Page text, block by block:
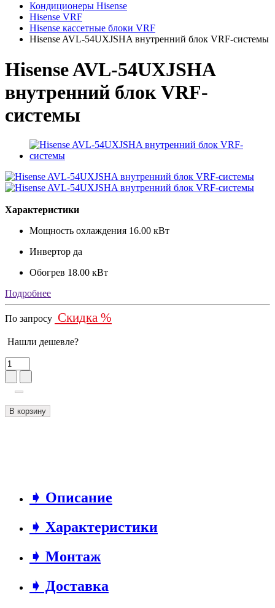
Кондиционеры Hisense
Hisense VRF
Hisense кассетные блоки VRF
Hisense AVL-54UXJSHA внутренний блок VRF-системы
Hisense AVL-54UXJSHA
внутренний блок VRF-
системы
Характеристики
Мощность охлаждения 16.00 кВт
Инвертор да
Обогрев 18.00 кВт
Подробнее
По запросу Скидка %
Нашли дешевле?
В корзину
➧ Описание
➧ Характеристики
➧ Монтаж
➧ Доставка